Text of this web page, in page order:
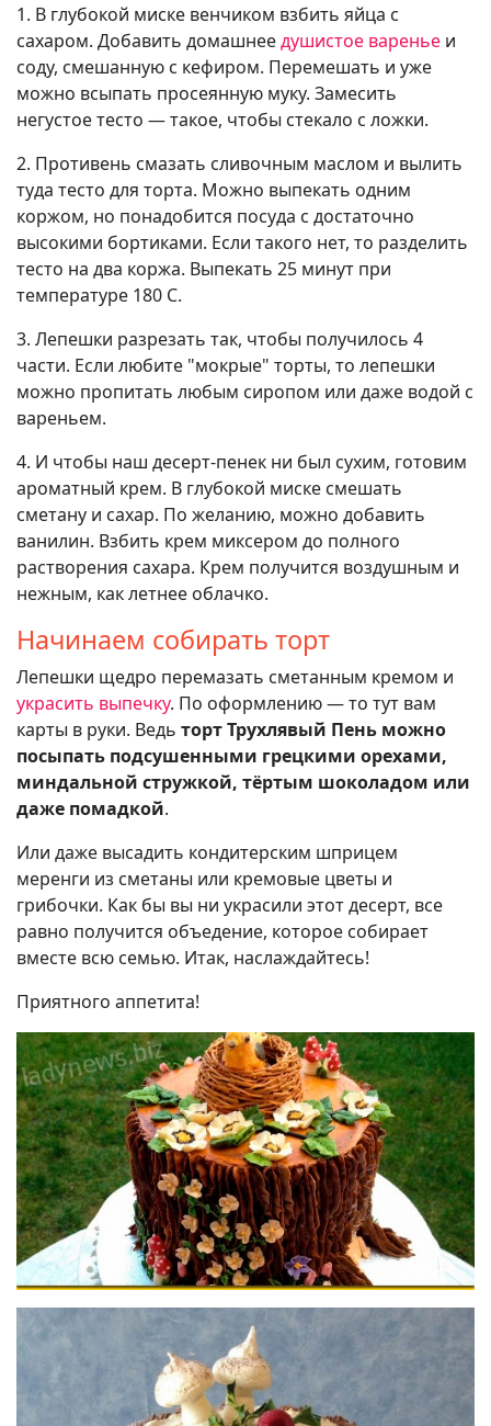
1. В глубокой миске венчиком взбить яйца с
сахаром. Добавить домашнеедушистое варенье и
соду, смешанную с кефиром. Перемешать и уже
можно всыпать просеянную муку. Замесить
негустое тесто — такое, чтобы стекало с ложки.
2. Противень смазать сливочным маслом и вылить
туда тесто для торта. Можно выпекать одним
коржом, но понадобится посуда с достаточно
высокими бортиками. Если такого нет, то разделить
тесто на два коржа. Выпекать 25 минут при
температуре 180 С.
3. Лепешки разрезать так, чтобы получилось 4
части. Если любите "мокрые" торты, то лепешки
можно пропитать любым сиропом или даже водой с
вареньем.
4. И чтобы наш десерт-пенек ни был сухим, готовим
ароматный крем. В глубокой миске смешать
сметану и сахар. По желанию, можно добавить
ванилин. Взбить крем миксером до полного
растворения сахара. Крем получится воздушным и
нежным, как летнее облачко.
Начинаем собирать торт
Лепешки щедро перемазать сметанным кремом и
украсить выпечку. По оформлению — то тут вам
карты в руки. Ведь торт Трухлявый Пень можно
посыпать подсушенными грецкими орехами,
миндальной стружкой, тёртым шоколадом или
даже помадкой.
Или даже высадить кондитерским шприцем
меренги из сметаны или кремовые цветы и
грибочки. Как бы вы ни украсили этот десерт, все
равно получится объедение, которое собирает
вместе всю семью. Итак, наслаждайтесь!
Приятного аппетита!